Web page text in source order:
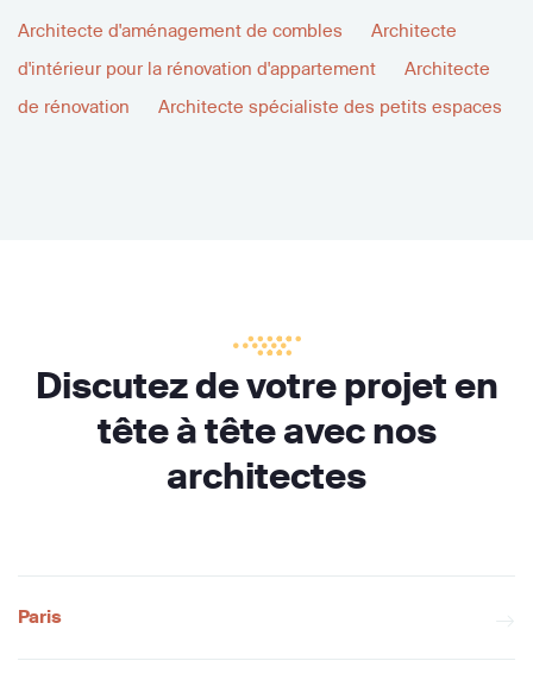
Architecte d'aménagement de combles
Architecte
d'intérieur pour la rénovation d'appartement
Architecte
de rénovation
Architecte spécialiste des petits espaces
Discutez de votre projet en
tête à tête avec nos
architectes
Paris